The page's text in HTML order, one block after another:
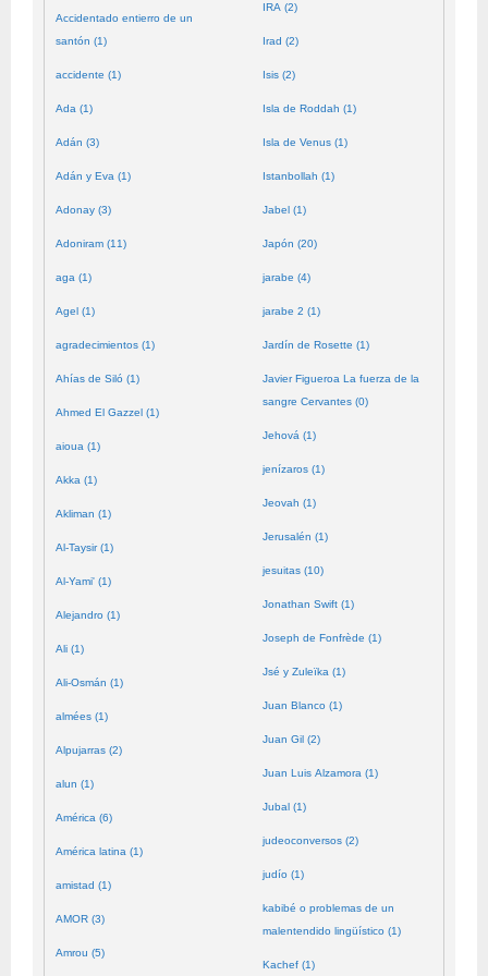
Accidentado entierro de un
santón (1)
accidente (1)
Ada (1)
Adán (3)
Adán y Eva (1)
Adonay (3)
Adoniram (11)
aga (1)
Agel (1)
agradecimientos (1)
Ahías de Siló (1)
Ahmed El Gazzel (1)
aioua (1)
Akka (1)
Akliman (1)
Al-Taysir (1)
Al-Yami' (1)
Alejandro (1)
Ali (1)
Ali-Osmán (1)
almées (1)
Alpujarras (2)
alun (1)
América (6)
América latina (1)
amistad (1)
AMOR (3)
Amrou (5)
IRA (2)
Irad (2)
Isis (2)
Isla de Roddah (1)
Isla de Venus (1)
Istanbollah (1)
Jabel (1)
Japón (20)
jarabe (4)
jarabe 2 (1)
Jardín de Rosette (1)
Javier Figueroa La fuerza de la
sangre Cervantes (0)
Jehová (1)
jenízaros (1)
Jeovah (1)
Jerusalén (1)
jesuitas (10)
Jonathan Swift (1)
Joseph de Fonfrède (1)
Jsé y Zuleïka (1)
Juan Blanco (1)
Juan Gil (2)
Juan Luis Alzamora (1)
Jubal (1)
judeoconversos (2)
judío (1)
kabibé o problemas de un
malentendido lingüístico (1)
Kachef (1)